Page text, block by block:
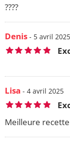
????
Denis - 5 avril 2025
Lisa - 4 avril 2025
Meilleure